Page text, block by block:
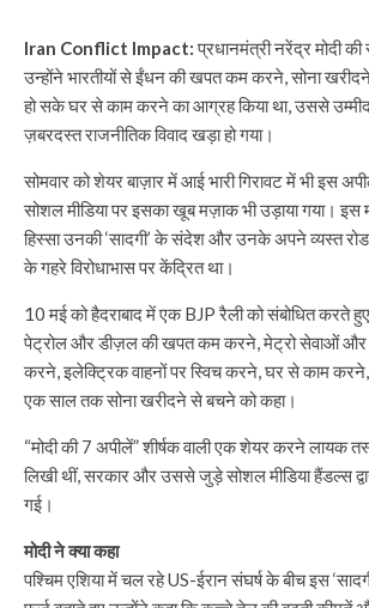
Iran Conflict Impact:प्रधानमंत्री नरेंद्र मोदी
उन्होंने भारतीयों से ईंधन की खपत कम करने, सोना
हो सके घर से काम करने का आग्रह किया था, उससे
ज़बरदस्त राजनीतिक विवाद खड़ा हो गया।
सोमवार को शेयर बाज़ार में आई भारी गिरावट में भी इस
सोशल मीडिया पर इसका खूब मज़ाक भी उड़ाया गया। इस
हिस्सा उनकी ‘सादगी’ के संदेश और उनके अपने व्यस्त
के गहरे विरोधाभास पर केंद्रित था।
10 मई को हैदराबाद में एक BJP रैली को संबोधित करते हुए
पेट्रोल और डीज़ल की खपत कम करने, मेट्रो सेवाओं और
करने, इलेक्ट्रिक वाहनों पर स्विच करने, घर से काम
एक साल तक सोना खरीदने से बचने को कहा।
“मोदी की 7 अपीलें” शीर्षक वाली एक शेयर करने लायक
लिखी थीं, सरकार और उससे जुड़े सोशल मीडिया हैंडल्स
गई।
मोदी ने क्या कहा
पश्चिम एशिया में चल रहे US-ईरान संघर्ष के बीच इस